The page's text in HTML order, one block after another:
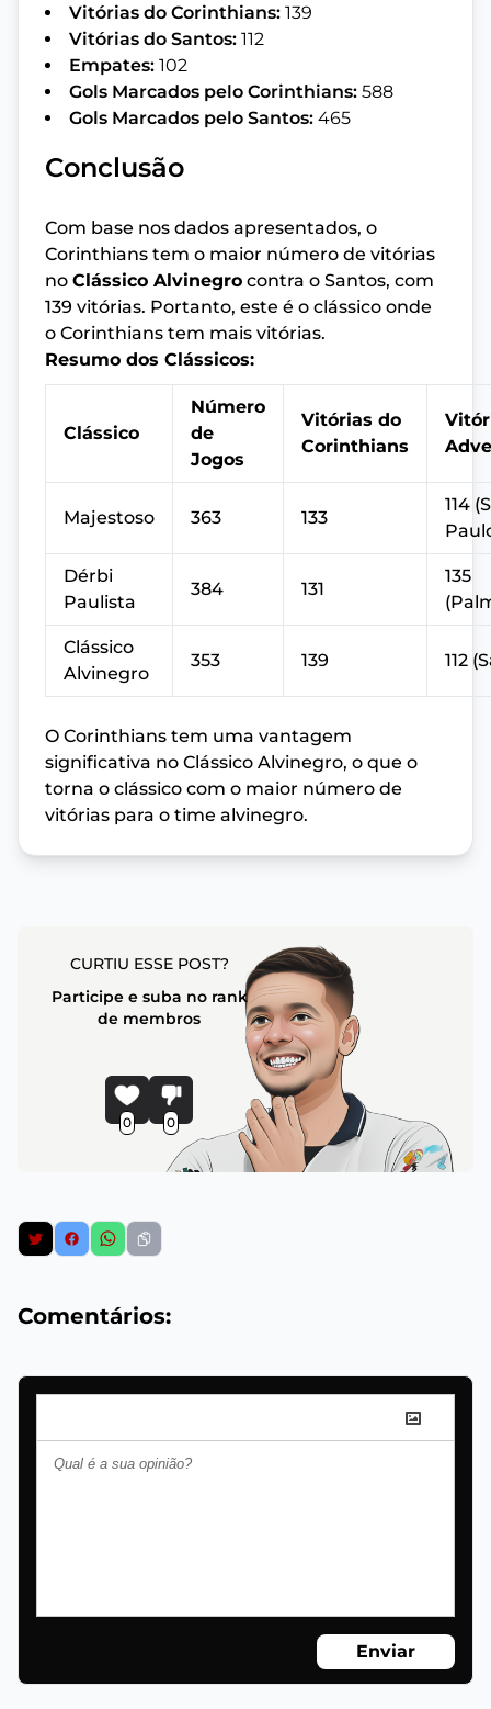
Vitórias do Corinthians: 139
Vitórias do Santos: 112
Empates: 102
Gols Marcados pelo Corinthians: 588
Gols Marcados pelo Santos: 465
Conclusão
Com base nos dados apresentados, o
Corinthians tem o maior número de vitórias
no Clássico Alvinegro contra o Santos, com
139 vitórias. Portanto, este é o clássico onde
o Corinthians tem mais vitórias.
Resumo dos Clássicos:
Clássico
Número
de
Jogos
Vitórias do
Corinthians
Majestoso 363 133
114
Dérbi
Paulista
384 131
135
Clássico
Alvinegro
353 139 112
O Corinthians tem uma vantagem
significativa no Clássico Alvinegro, o que o
torna o clássico com o maior número de
vitórias para o time alvinegro.
CURTIU ESSE POST?
Participe e suba no rank
de membros
0 0
Comentários:
Enviar